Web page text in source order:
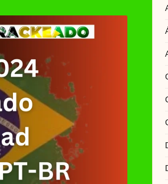
+ Chave de Licença | Ativador
Português PT-BR
Loader & Re-Loader |